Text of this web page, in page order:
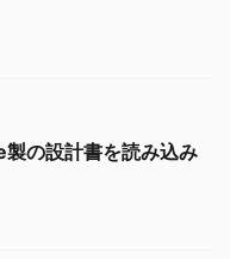
の設計書を読み込み